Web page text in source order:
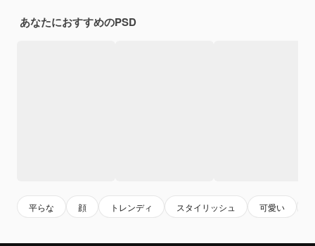
あなたにおすすめのPSD
平らな 顔 トレンディ スタイリッシュ 可愛い